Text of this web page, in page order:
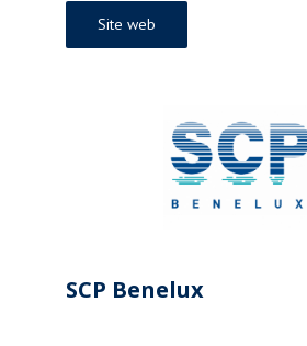
Site web
SCP Benelux